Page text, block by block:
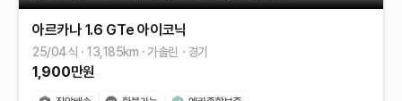
아르카나 1.6 GTe 아이코닉
25/04식 13,185km 가솔린 경기
1,900만원